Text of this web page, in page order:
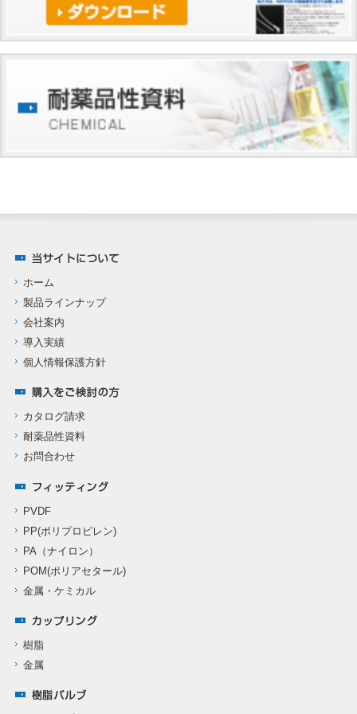
ホーム
製品ラインナップ
会社案内
導入実績
個人情報保護方針
カタログ請求
耐薬品性資料
お問合わせ
PVDF
PP(ポリプロピレン)
PA（ナイロン）
POM(ポリアセタール)
金属・ケミカル
樹脂
金属